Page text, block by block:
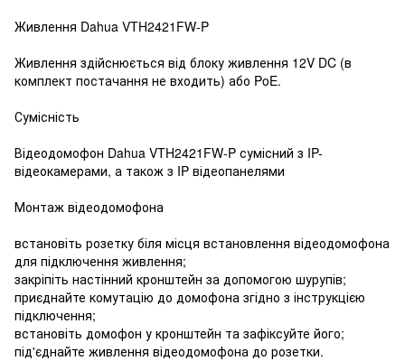
Живлення Dahua VTH2421FW-P
Живлення здійснюється від блоку живлення 12V DC (в
комплект постачання не входить) або PoE.
Сумісність
Відеодомофон Dahua VTH2421FW-P сумісний з IP-
відеокамерами, а також з IP відеопанелями
Монтаж відеодомофона
встановіть розетку біля місця встановлення відеодомофона
для підключення живлення;
закріпіть настінний кронштейн за допомогою шурупів;
приєднайте комутацію до домофона згідно з інструкцією
підключення;
встановіть домофон у кронштейн та зафіксуйте його;
під'єднайте живлення відеодомофона до розетки.